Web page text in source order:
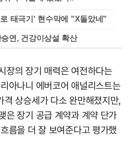
태극기' 현수막에 "X돌았네"
연, 건강이상설 확산
장의 장기 매력은 여전하다는
아나니 에버코어 애널리스트는
격 상승세가 다소 완만해졌지만,
은 장기 공급 계약과 계약 단가
름을 더 잘 보여준다고 평가했